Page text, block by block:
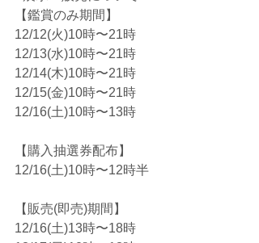
【鑑賞のみ期間】
12/12(火)10時〜21時
12/13(水)10時〜21時
12/14(木)10時〜21時
12/15(金)10時〜21時
12/16(土)10時〜13時
【購入抽選券配布】
12/16(土)10時〜12時半
【販売(即売)期間】
12/16(土)13時〜18時